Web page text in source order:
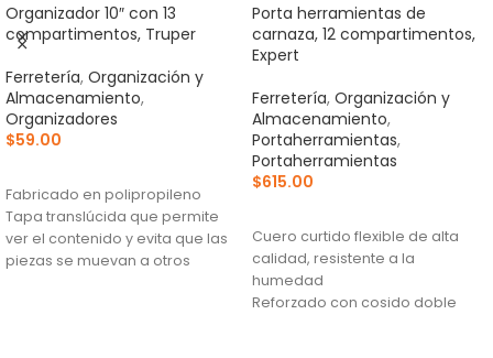
Organizador 10″ con 13
compartimentos, Truper
Ferretería, Organización y
Almacenamiento,
Organizadores
$59.00
Fabricado en polipropileno
Tapa translúcida que permite
ver el contenido y evita que las
piezas se muevan a otros
Porta herramientas de
carnaza, 12 compartimentos,
Expert
Ferretería, Organización y
Almacenamiento,
Portaherramientas,
Portaherramientas
$615.00
Cuero curtido flexible de alta
calidad, resistente a la
humedad
Reforzado con cosido doble